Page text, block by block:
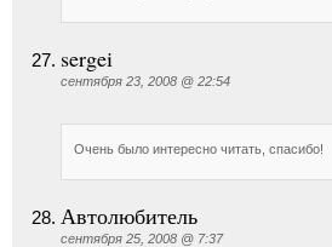
sergei
сентября 23, 2008 @ 22:54
Очень было интересно читать, спасибо!
Автолюбитель
сентября 25, 2008 @ 7:37